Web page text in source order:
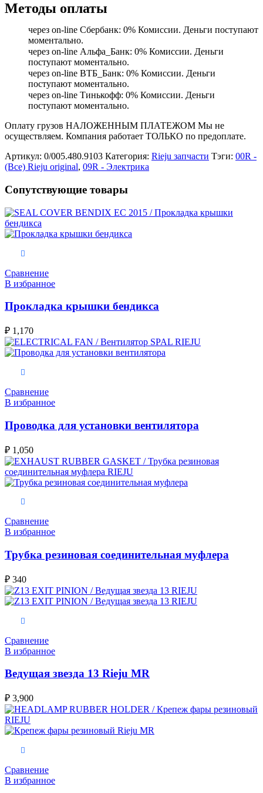
Методы оплаты
через on-line Сбербанк: 0% Комиссии. Деньги поступают
моментально.
через on-line Альфа_Банк: 0% Комиссии. Деньги
поступают моментально.
через on-line ВТБ_Банк: 0% Комиссии. Деньги
поступают моментально.
через on-line Тинькофф: 0% Комиссии. Деньги
поступают моментально.
Оплату грузов НАЛОЖЕННЫМ ПЛАТЕЖОМ Мы не
осуществляем. Компания работает ТОЛЬКО по предоплате.
Артикул: 0/005.480.9103 Категория: Rieju запчасти Тэги: 00R -
(Все) Rieju original, 09R - Электрика
Сопутствующие товары
Сравнение
В избранное
Прокладка крышки бендикса
₽ 1,170
Сравнение
В избранное
Проводка для установки вентилятора
₽ 1,050
Сравнение
В избранное
Трубка резиновая соединительная муфлера
₽ 340
Сравнение
В избранное
Ведущая звезда 13 Rieju MR
₽ 3,900
Сравнение
В избранное